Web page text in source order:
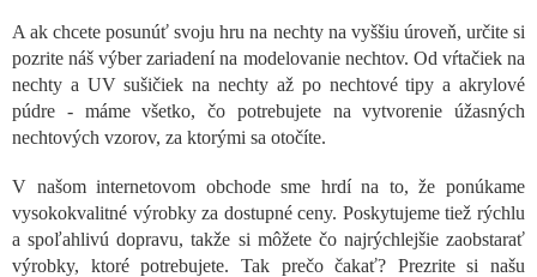
r
v
k
y
v
p
i
s
u
A ak chcete posunúť svoju hru na nechty na vyššiu úroveň, určite si
pozrite náš výber zariadení na modelovanie nechtov. Od vŕtačiek na
nechty a UV sušičiek na nechty až po nechtové tipy a akrylové
púdre - máme všetko, čo potrebujete na vytvorenie úžasných
nechtových vzorov, za ktorými sa otočíte.
V našom internetovom obchode sme hrdí na to, že ponúkame
vysokokvalitné výrobky za dostupné ceny. Poskytujeme tiež rýchlu
a spoľahlivú dopravu, takže si môžete čo najrýchlejšie zaobstarať
výrobky, ktoré potrebujete. Tak prečo čakať? Prezrite si našu